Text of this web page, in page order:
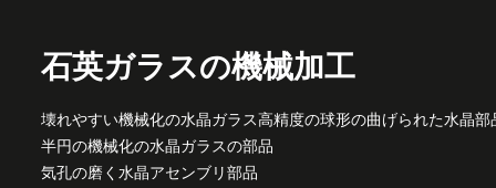
石英ガラスの機械加工
壊れやすい機械化の水晶ガラス高精度の球形の曲げられた水晶部
半円の機械化の水晶ガラスの部品
気孔の磨く水晶アセンブリ部品